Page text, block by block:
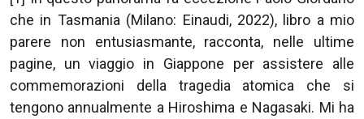
che in Tasmania (Milano: Einaudi, 2022), libro a mio
parere non entusiasmante, racconta, nelle ultime
pagine, un viaggio in Giappone per assistere alle
commemorazioni della tragedia atomica che si
tengono annualmente a Hiroshima e Nagasaki. Mi ha